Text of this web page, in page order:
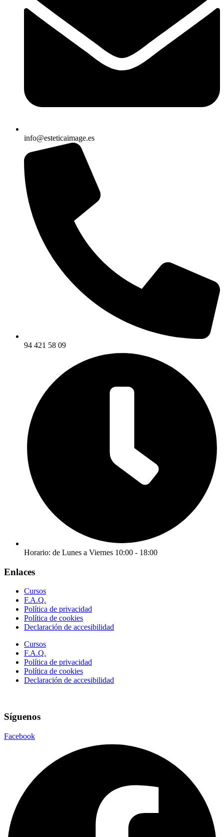
info@esteticaimage.es
94 421 58 09
Horario: de Lunes a Viernes 10:00 - 18:00
Enlaces
Cursos
F.A.Q.
Política de privacidad
Política de cookies
Declaración de accesibilidad
Cursos
F.A.Q.
Política de privacidad
Política de cookies
Declaración de accesibilidad
Síguenos
Facebook